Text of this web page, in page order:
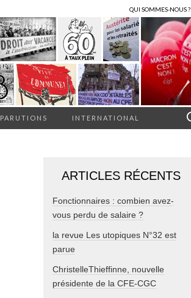
QUI SOMMES-NOUS ?
PARUTIONS INTERNATIONAL
ARTICLES RÉCENTS
Fonctionnaires : combien avez-
vous perdu de salaire ?
la revue Les utopiques N°32 est
parue
ChristelleThieffinne, nouvelle
présidente de la CFE-CGC